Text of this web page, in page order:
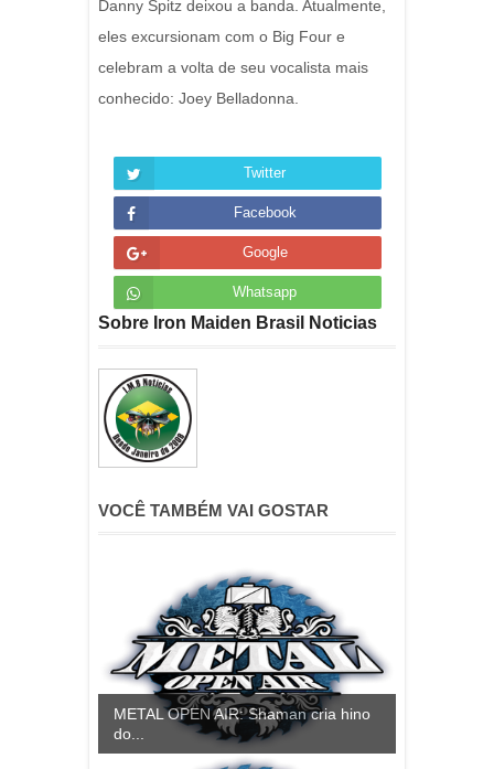
Danny Spitz deixou a banda. Atualmente,
eles excursionam com o Big Four e
celebram a volta de seu vocalista mais
conhecido: Joey Belladonna.
Twitter
Facebook
Google
Whatsapp
Sobre Iron Maiden Brasil Noticias
VOCÊ TAMBÉM VAI GOSTAR
METAL OPEN AIR: Shaman cria hino
do...